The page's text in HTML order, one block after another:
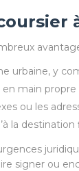
urbaine, y
main propre
ou les
la destination
signer ou